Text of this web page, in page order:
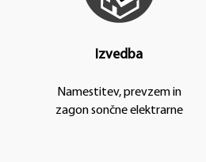
Izvedba
Namestitev, prevzem in
zagon sončne elektrarne